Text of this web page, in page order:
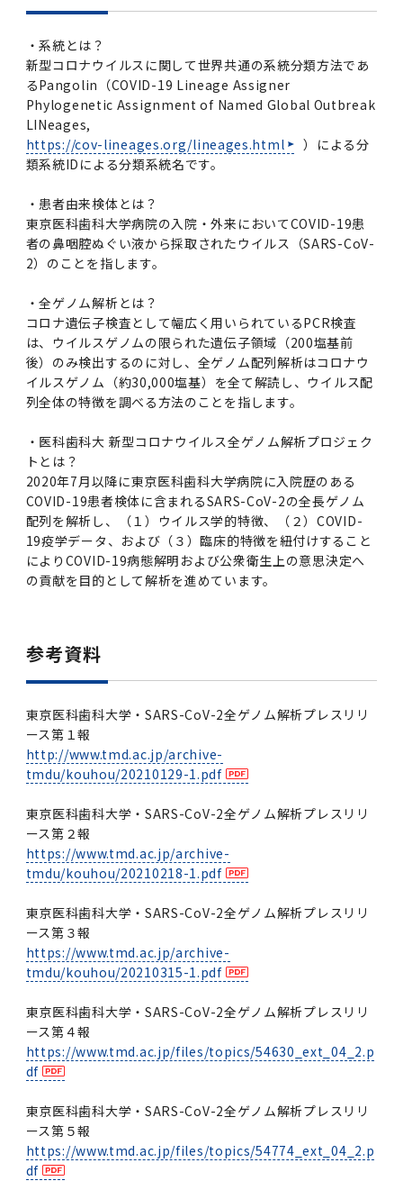
・系統とは？
新型コロナウイルスに関して世界共通の系統分類方法であ
るPangolin（COVID-19 Lineage Assigner
Phylogenetic Assignment of Named Global Outbreak
LINeages,
https://cov-lineages.org/lineages.html
）による分
類系統IDによる分類系統名です。
・患者由来検体とは？
東京医科歯科大学病院の入院・外来においてCOVID-19患
者の鼻咽腔ぬぐい液から採取されたウイルス（SARS-CoV-
2）のことを指します。
・全ゲノム解析とは？
コロナ遺伝子検査として幅広く用いられているPCR検査
は、ウイルスゲノムの限られた遺伝子領域（200塩基前
後）のみ検出するのに対し、全ゲノム配列解析はコロナウ
イルスゲノム（約30,000塩基）を全て解読し、ウイルス配
列全体の特徴を調べる方法のことを指します。
・医科歯科大 新型コロナウイルス全ゲノム解析プロジェク
トとは？
2020年7月以降に東京医科歯科大学病院に入院歴のある
COVID-19患者検体に含まれるSARS-CoV-2の全長ゲノム
配列を解析し、（１）ウイルス学的特徴、（２）COVID-
19疫学データ、および（３）臨床的特徴を紐付けすること
によりCOVID-19病態解明および公衆衛生上の意思決定へ
の貢献を目的として解析を進めています。
参考資料
東京医科歯科大学・SARS-CoV-2全ゲノム解析プレスリリ
ース第１報
http://www.tmd.ac.jp/archive-
tmdu/kouhou/20210129-1.pdf
東京医科歯科大学・SARS-CoV-2全ゲノム解析プレスリリ
ース第２報
https://www.tmd.ac.jp/archive-
tmdu/kouhou/20210218-1.pdf
東京医科歯科大学・SARS-CoV-2全ゲノム解析プレスリリ
ース第３報
https://www.tmd.ac.jp/archive-
tmdu/kouhou/20210315-1.pdf
東京医科歯科大学・SARS-CoV-2全ゲノム解析プレスリリ
ース第４報
https://www.tmd.ac.jp/files/topics/54630_ext_04_2.p
df
東京医科歯科大学・SARS-CoV-2全ゲノム解析プレスリリ
ース第５報
https://www.tmd.ac.jp/files/topics/54774_ext_04_2.p
df